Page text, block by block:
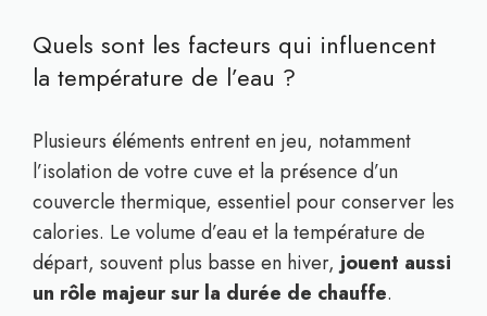
Quels sont les facteurs qui influencent
la température de l’eau ?
Plusieurs éléments entrent en jeu, notamment
l’isolation de votre cuve et la présence d’un
couvercle thermique, essentiel pour conserver les
calories. Le volume d’eau et la température de
départ, souvent plus basse en hiver, jouent aussi
un rôle majeur sur la durée de chauffe.